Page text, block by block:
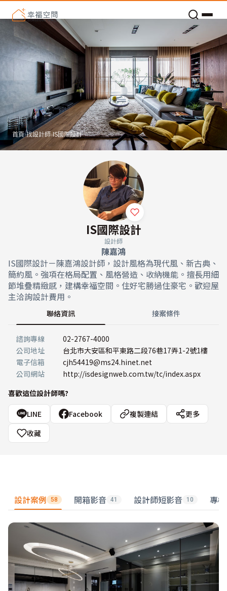
首頁›找設計師›IS國際設計
IS國際設計
設計師
陳嘉鴻
IS國際設計－陳嘉鴻設計師，設計風格為現代風、新古典、
簡約風。強項在格局配置、風格營造、收納機能。擅長用細
節堆疊精緻感，建構幸福空間。住好宅勝過住豪宅。歡迎屋
主洽詢設計費用。
聯絡資訊 接案條件
諮詢專線
02-2767-4000
公司地址
台北市大安區和平東路二段76巷17弄1-2號1樓
電子信箱
cjh54419@ms24.hinet.net
公司網站
http://isdesignweb.com.tw/tc/index.aspx
喜歡這位設計師嗎?
LINE Facebook 複製連結
更多
收藏
設計案例 58 開箱影音 41 設計師短影音 10 專